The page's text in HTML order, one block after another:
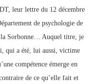
leur lettre du 12 décembre
de psychologie de
la Sorbonne… Auquel titre, je
qui a été, lui aussi, victime
compétence émerge en
de ce qu’elle fait et